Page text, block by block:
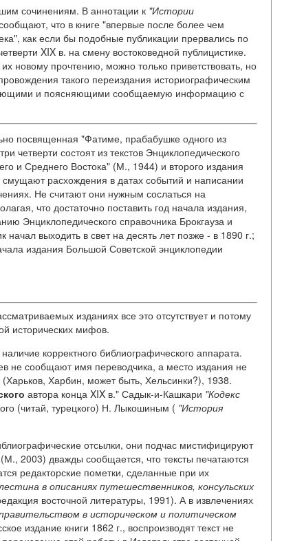
сочинениям. В аннотации к "Истории
что в книге "впервые после более чем
как если бы подобные публикации прервались по
XIX в. на смену востоковедной публицистике.
новому прочтению, можно только приветствовать, но
такого переиздания историографическим
и поясняющими сообщаемую информацию с
посвященная "Фатиме, прабабушке одного из
четверти состоят из текстов Энциклопедического
и Среднего Востока" (М., 1944) и второго издания
расхождения в датах событий и написании
Не считают они нужным сослаться на
что достаточно поставить год начала издания,
Энциклопедического справочника Брокгауза и
выходить в свет на десять лет позже - в 1890 г.;
издания Большой Советской энциклопедии
изданиях все это отсутствует и потому
исторических мифов.
корректного библиографического аппарата.
не сообщают имя переводчика, а место издания не
Харбин, может быть, Хельсинки?), 1938.
автора конца XIX в." Садык-и-Кашкари "Кодекс
(читай, турецкого) Н. Лыкошиным ( "История
отсылки, они подчас мистифицируют
2003) дважды сообщается, что тексты печатаются
редакторские пометки, сделанные при их
в описаниях путешественников, консульских
восточной литературы, 1991). А в извлечениях
в историческом и политическом
издание книги 1862 г., воспроизводят текст не